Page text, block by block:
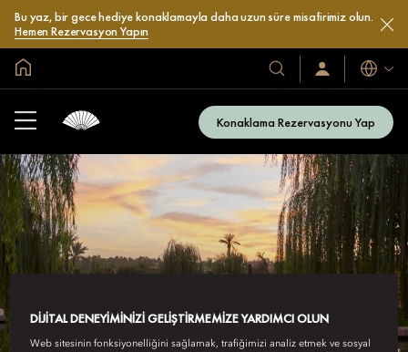
Bu yaz, bir gece hediye konaklamayla daha uzun süre misafirimiz olun.
Hemen Rezervasyon Yapın
Otel
ve
Oturum
Açın
Katılın
Diller
Konaklama Rezervasyonu Yap
MANDARIN ORIENTAL
DIJITAL DENEYIMINIZI GELIŞTIRMEMIZE YARDIMCI OLUN
Web sitesinin fonksiyonelliğini sağlamak, trafiğimizi analiz etmek ve sosyal